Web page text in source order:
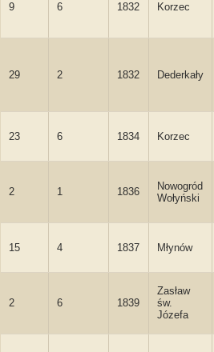
9 6 1832 Korzec
29 2 1832 Dederkały
23 6 1834 Korzec
2 1 1836
Nowogród
Wołyński
15 4 1837 Młynów
2 6 1839
Zasław
św.
Józefa